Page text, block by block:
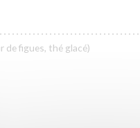
de figues, thé glacé)